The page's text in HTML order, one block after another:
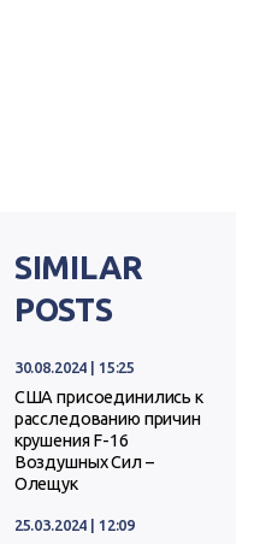
SIMILAR
POSTS
30.08.2024 | 15:25
США присоединились к
расследованию причин
крушения F-16
Воздушных Сил –
Олещук
25.03.2024 | 12:09